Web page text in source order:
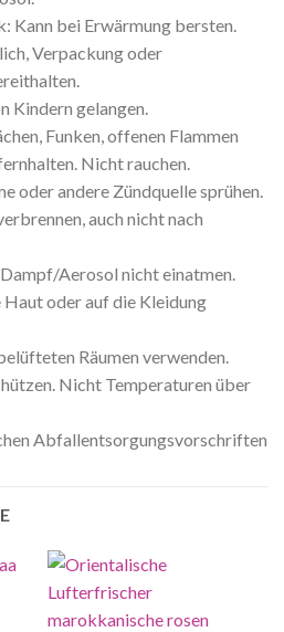
Kann bei Erwärmung bersten.
Verpackung oder
Kindern gelangen.
Funken, offenen Flammen
Nicht rauchen.
oder andere Zündquelle sprühen.
auch nicht nach
Aerosol nicht einatmen.
oder auf die Kleidung
Räumen verwenden.
Nicht Temperaturen über
Abfallentsorgungsvorschriften